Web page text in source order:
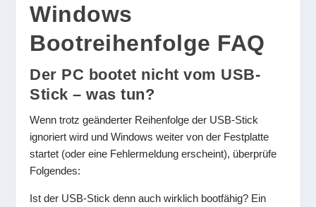
Windows
Bootreihenfolge FAQ
Der PC bootet nicht vom USB-
Stick – was tun?
Wenn trotz geänderter Reihenfolge der USB-Stick
ignoriert wird und Windows weiter von der Festplatte
startet (oder eine Fehlermeldung erscheint), überprüfe
Folgendes:
Ist der USB-Stick denn auch wirklich bootfähig? Ein